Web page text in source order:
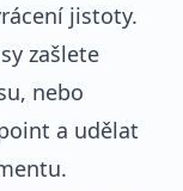
jistoty.
zašlete
nebo
a udělat